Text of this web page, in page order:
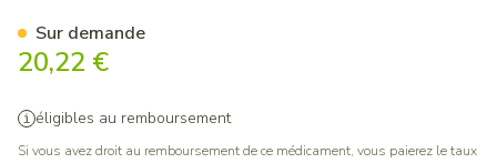
20,22 €
éligibles au remboursement
Si vous avez droit au remboursement de ce médicament, vous paierez le taux
Sur demande